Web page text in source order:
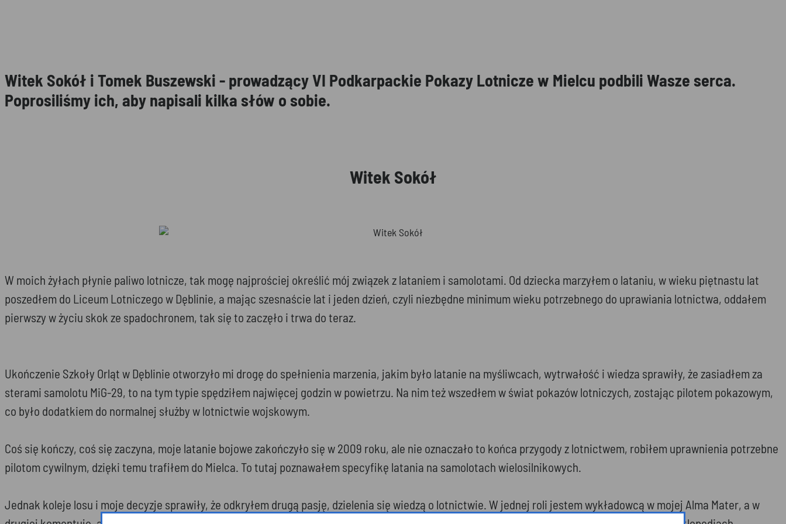
Witek Sokół i Tomek Buszewski - prowadzący VI Podkarpackie Pokazy Lotnicze w Mielcu podbili Wasze serca.
Poprosiliśmy ich, aby napisali kilka słów o sobie.
Witek Sokół
W moich żyłach płynie paliwo lotnicze, tak mogę najprościej określić mój związek z lataniem i samolotami. Od dziecka marzyłem o lataniu, w wieku piętnastu lat
poszedłem do Liceum Lotniczego w Dęblinie, a mając szesnaście lat i jeden dzień, czyli niezbędne minimum wieku potrzebnego do uprawiania lotnictwa, oddałem
pierwszy w życiu skok ze spadochronem, tak się to zaczęło i trwa do teraz.
Ukończenie Szkoły Orląt w Dęblinie otworzyło mi drogę do spełnienia marzenia, jakim było latanie na myśliwcach, wytrwałość i wiedza sprawiły, że zasiadłem za
sterami samolotu MiG-29, to na tym typie spędziłem najwięcej godzin w powietrzu. Na nim też wszedłem w świat pokazów lotniczych, zostając pilotem pokazowym,
co było dodatkiem do normalnej służby w lotnictwie wojskowym.
Coś się kończy, coś się zaczyna, moje latanie bojowe zakończyło się w 2009 roku, ale nie oznaczało to końca przygody z lotnictwem, robiłem uprawnienia potrzebne
pilotom cywilnym, dzięki temu trafiłem do Mielca. To tutaj poznawałem specyfikę latania na samolotach wielosilnikowych.
Jednak koleje losu i moje decyzje sprawiły, że odkryłem drugą pasję, dzielenia się wiedzą o lotnictwie. W jednej roli jestem wykładowcą w mojej Alma Mater, a w